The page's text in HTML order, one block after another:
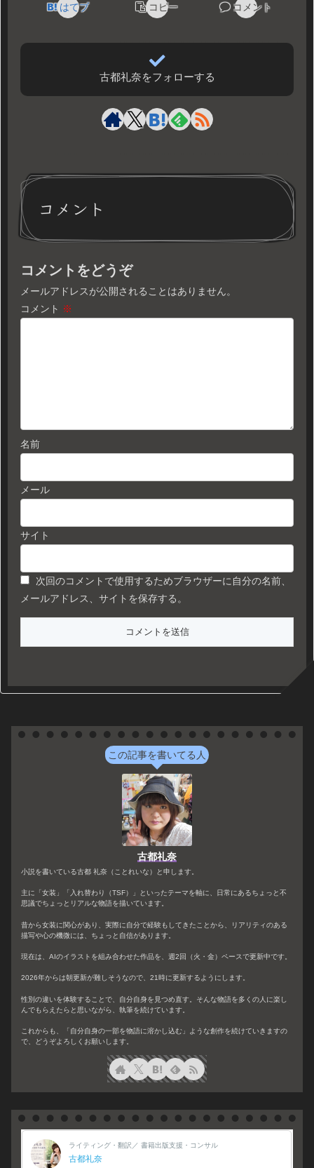
はてブ コピー コメント
古都礼奈をフォローする
コメント
コメントをどうぞ
メールアドレスが公開されることはありません。
コメント ※
名前
メール
サイト
次回のコメントで使用するためブラウザーに自分の名前、
メールアドレス、サイトを保存する。
この記事を書いてる人
古都礼奈
小説を書いている古都 礼奈（ことれいな）と申します。
主に「女装」「入れ替わり（TSF）」といったテーマを軸に、日常にあるちょっと不
思議でちょっとリアルな物語を描いています。
昔から女装に関心があり、実際に自分で経験もしてきたことから、リアリティのある
描写や心の機微には、ちょっと自信があります。
現在は、AIのイラストを組み合わせた作品を、週2回（火・金）ペースで更新中です。
2026年からは朝更新が難しそうなので、21時に更新するようにします。
性別の違いを体験することで、自分自身を見つめ直す。そんな物語を多くの人に楽し
んでもらえたらと思いながら、執筆を続けています。
これからも、「自分自身の一部を物語に溶かし込む」ような創作を続けていきますの
で、どうぞよろしくお願いします。